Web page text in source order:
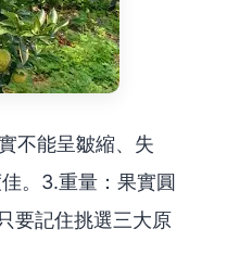
不能呈皺縮、失
。3.重量：果實圓
要記住挑選三大原